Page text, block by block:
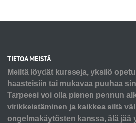
TIETOA MEISTÄ
Meiltä löydät kursseja, yksilö
haasteisiin tai mukavaa puuhaa
Tarpeesi voi olla pienen pennun
virikkeistäminen ja kaikkea siltä
ongelmakäytösten kanssa, älä jää